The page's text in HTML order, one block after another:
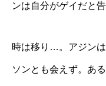
ンは自分がゲイだと告
時は移り…。アジン
ソンとも会えず。あ